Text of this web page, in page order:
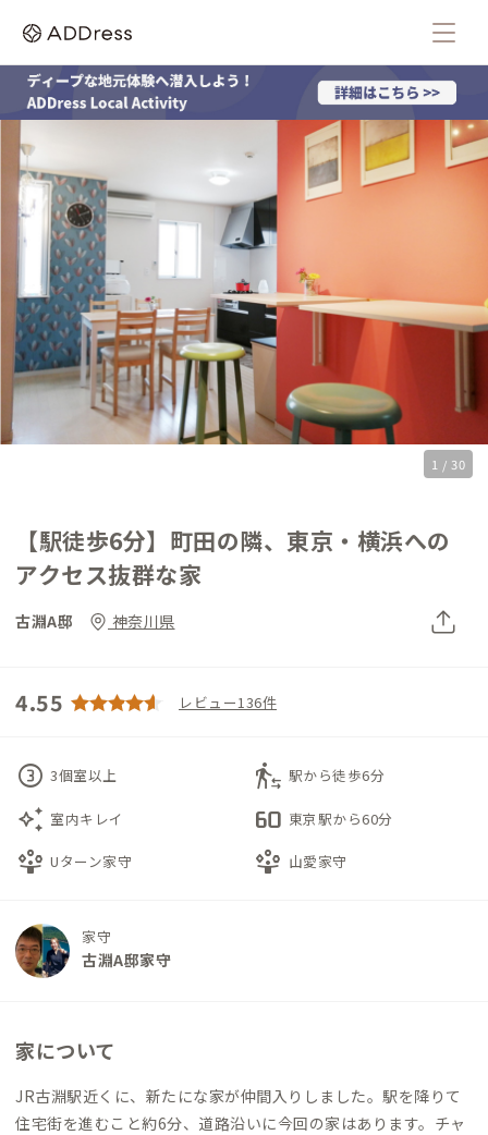
1 / 30
【駅徒歩6分】町田の隣、東京・横浜への
アクセス抜群な家
古淵A邸 神奈川県
4.55 レビュー136件
counter_3 3個室以上 transfer_within_a_station 駅から徒歩6分
auto_awesome 室内キレイ 60fps 東京駅から60分
person_play Uターン家守 person_play 山愛家守
家守
古淵A邸家守
家について
JR古淵駅近くに、新たにな家が仲間入りしました。駅を降りて
住宅街を進むこと約6分、道路沿いに今回の家はあります。チャ